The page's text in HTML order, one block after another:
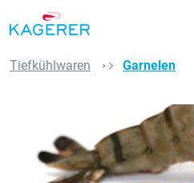
springen
Tiefkühlwaren Garnelen
Bildergalerie überspringen